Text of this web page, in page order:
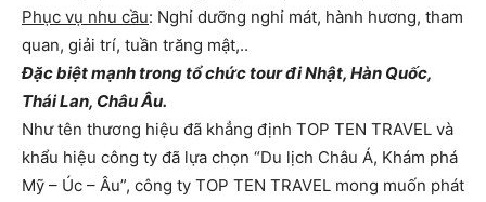
Phục vụ nhu cầu: Nghỉ dưỡng nghỉ mát, hành hương, tham
quan, giải trí, tuần trăng mật,..
Đặc biệt mạnh trong tổ chức tour đi Nhật, Hàn Quốc,
Thái Lan, Châu Âu.
Như tên thương hiệu đã khẳng định TOP TEN TRAVEL và
khẩu hiệu công ty đã lựa chọn “Du lịch Châu Á, Khám phá
Mỹ – Úc – Âu”, công ty TOP TEN TRAVEL mong muốn phát